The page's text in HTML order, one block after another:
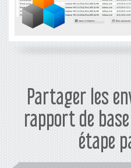
Partager les
rapport de
étape